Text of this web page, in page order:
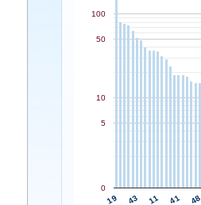
19 43 11 41 48
0
5
10
50
100